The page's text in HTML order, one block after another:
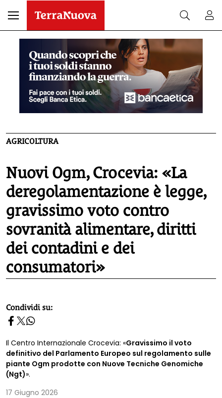
AGRICOLTURA
Nuovi Ogm, Crocevia: «La
deregolamentazione è legge,
gravissimo voto contro
sovranità alimentare, diritti
dei contadini e dei
consumatori»
homepage h2
Condividi su:
Il Centro Internazionale Crocevia: «Gravissimo il voto
definitivo del Parlamento Europeo sul regolamento sulle
piante Ogm prodotte con Nuove Tecniche Genomiche
(Ngt)».
17 Giugno 2026